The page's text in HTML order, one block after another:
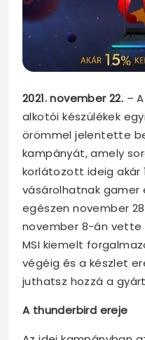
2021. november 22. –
alkotói készülékek
örömmel jelentette
kampányát, amely
korlátozott ideig akár
vásárolhatnak
egészen november
november 8-án vette
MSI kiemelt
végéig és a készlet
juthatsz hozzá a
A thunderbird ereje